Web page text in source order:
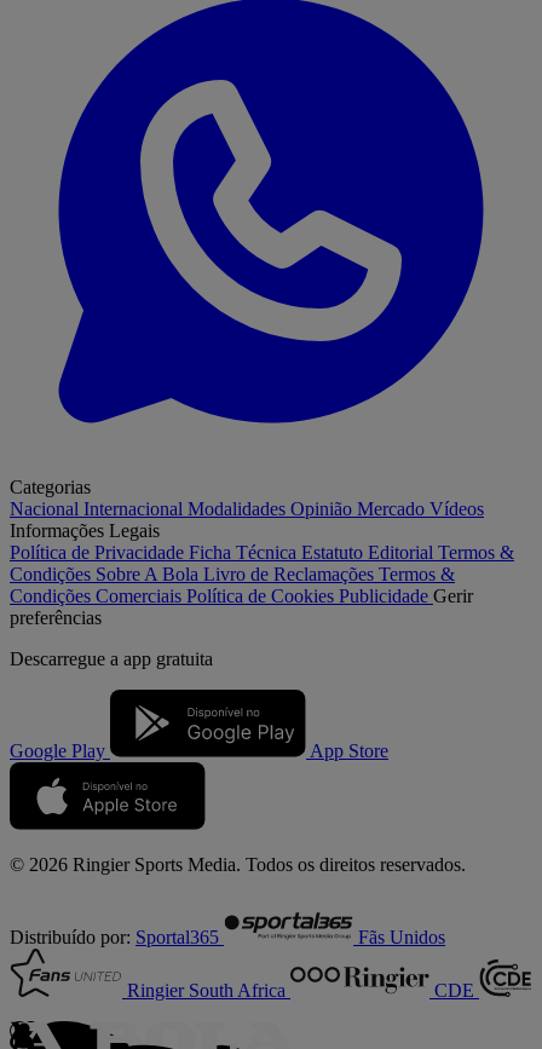
Categorias
Nacional Internacional Modalidades Opinião Mercado Vídeos
Informações Legais
Política de Privacidade Ficha Técnica Estatuto Editorial Termos &
Condições Sobre A Bola Livro de Reclamações Termos &
Condições Comerciais Política de Cookies Publicidade Gerir
preferências
Descarregue a app gratuita
Google Play App Store
© 2026 Ringier Sports Media. Todos os direitos reservados.
Distribuído por: Sportal365 Fãs Unidos
Ringier South Africa CDE